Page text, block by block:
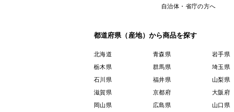
自治体・省庁の方へ
都道府県（産地）から商品を探す
北海道 青森県 岩手県
栃木県
群馬県 埼玉県
石川県
福井県 山梨県
滋賀県
京都府 大阪府
岡山県
広島県 山口県